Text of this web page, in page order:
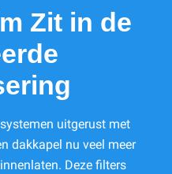
Zit in de
uitgerust met
dakkapel nu veel meer
Deze filters